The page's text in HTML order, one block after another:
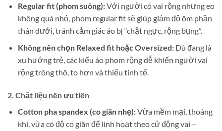
Regular fit (phom suông):Với người có vai rộng nhưng eo
không quá nhỏ, phom regular fit sẽ giúp giảm độ ôm phần
thân dưới, tránh cảm giác áo bị “chật ngực, rộng bụng”.
Không nên chọn Relaxed fit hoặc Oversized:Dù đang là
xu hướng trẻ, các kiểu áo phom rộng dễ khiến người vai
rộng trông thô, to hơn và thiếu tinh tế.
2. Chất liệu nên ưu tiên
Cotton pha spandex (co giãn nhẹ):Vừa mềm mại, thoáng
khí, vừa có độ co giãn để linh hoạt theo cử động vai –